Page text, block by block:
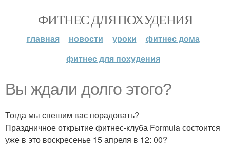
ФИТНЕС ДЛЯ ПОХУДЕНИЯ
главная новости уроки
фитнес дома
фитнес для похудения
Вы ждали долго этого?
Тогда мы спешим вас порадовать?
Праздничное открытие фитнес-клуба Formula состоится
уже в это воскресенье 15 апреля в 12: 00?